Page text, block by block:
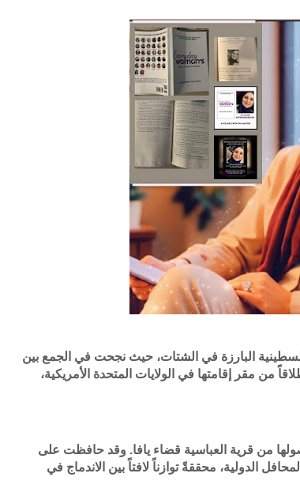
البارزة في الشتات، حيث نجحت في الجمع بين
من مقر إقامتها في الولايات المتحدة الأمريكية،
من قرية العباسية قضاء يافا. وقد حافظت على
الدولية، محققةً توازناً لافتاً بين الاندماج في